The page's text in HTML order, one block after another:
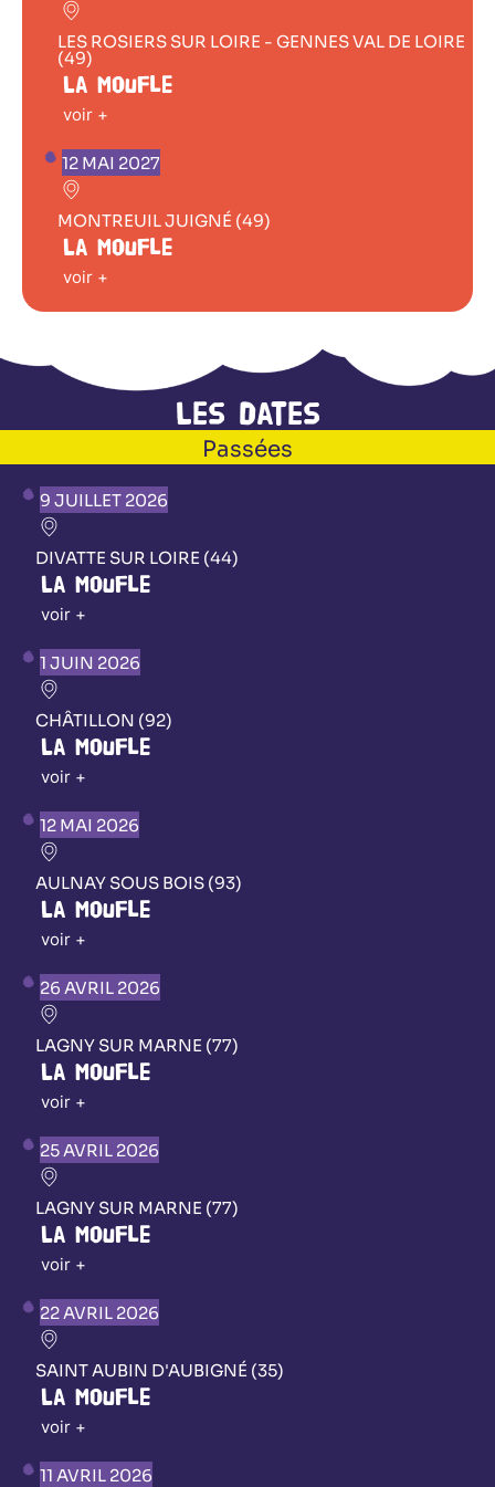
LES ROSIERS SUR LOIRE - GENNES VAL DE LOIRE
(49)
La Moufle
voir +
12 MAI 2027
MONTREUIL JUIGNÉ (49)
La Moufle
voir +
Les dates
Passées
9 JUILLET 2026
DIVATTE SUR LOIRE (44)
La Moufle
voir +
1 JUIN 2026
CHÂTILLON (92)
La Moufle
voir +
12 MAI 2026
AULNAY SOUS BOIS (93)
La Moufle
voir +
26 AVRIL 2026
LAGNY SUR MARNE (77)
La Moufle
voir +
25 AVRIL 2026
LAGNY SUR MARNE (77)
La Moufle
voir +
22 AVRIL 2026
SAINT AUBIN D'AUBIGNÉ (35)
La Moufle
voir +
11 AVRIL 2026